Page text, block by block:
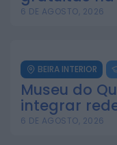
30 DE JULHO, 2026
6 DE AGOSTO, 2026
BEIRA INTERIOR
Museu do
integrar
6 DE AGOSTO, 2026